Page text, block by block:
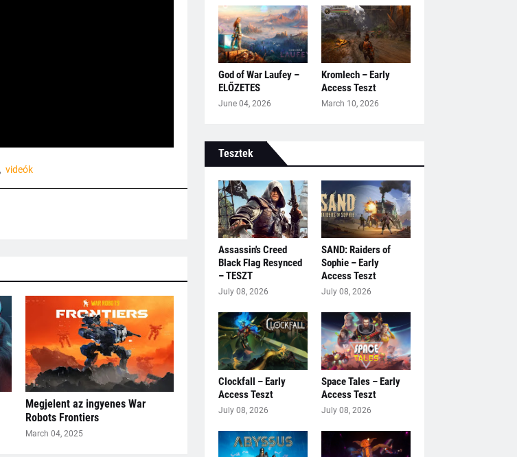
videók
Megjelent az ingyenes War
Robots Frontiers
March 04, 2025
God of War Laufey –
ELŐZETES
June 04, 2026
Kromlech – Early
Access Teszt
March 10, 2026
Tesztek
Assassin's Creed
Black Flag Resynced
– TESZT
July 08, 2026
SAND: Raiders of
Sophie – Early
Access Teszt
July 08, 2026
Clockfall – Early
Access Teszt
July 08, 2026
Space Tales – Early
Access Teszt
July 08, 2026